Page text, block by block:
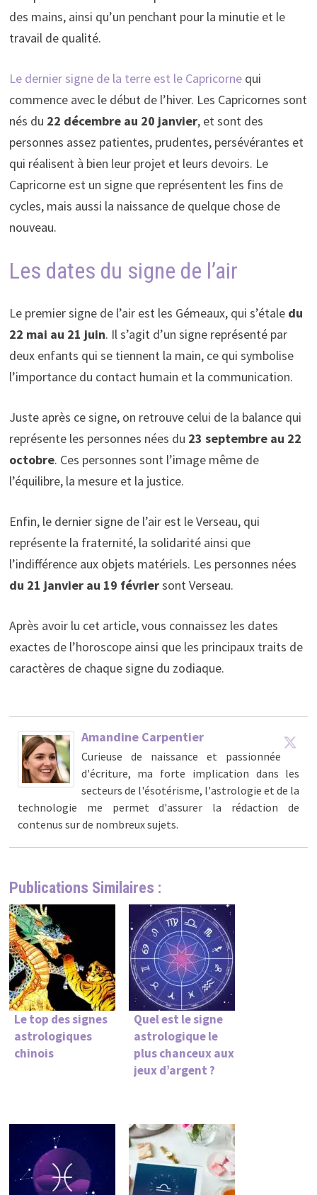
des mains, ainsi qu’un penchant pour la minutie et le
travail de qualité.
Le dernier signe de la terre est le Capricorne qui
commence avec le début de l’hiver. Les Capricornes sont
nés du 22 décembre au 20 janvier, et sont des
personnes assez patientes, prudentes, persévérantes et
qui réalisent à bien leur projet et leurs devoirs. Le
Capricorne est un signe que représentent les fins de
cycles, mais aussi la naissance de quelque chose de
nouveau.
Les dates du signe de l’air
Le premier signe de l’air est les Gémeaux, qui s’étale du
22 mai au 21 juin. Il s’agit d’un signe représenté par
deux enfants qui se tiennent la main, ce qui symbolise
l’importance du contact humain et la communication.
Juste après ce signe, on retrouve celui de la balance qui
représente les personnes nées du 23 septembre au 22
octobre. Ces personnes sont l’image même de
l’équilibre, la mesure et la justice.
Enfin, le dernier signe de l’air est le Verseau, qui
représente la fraternité, la solidarité ainsi que
l’indifférence aux objets matériels. Les personnes nées
du 21 janvier au 19 févriersont Verseau.
Après avoir lu cet article, vous connaissez les dates
exactes de l’horoscope ainsi que les principaux traits de
caractères de chaque signe du zodiaque.
Amandine Carpentier
Curieuse de naissance et passionnée
d'écriture, ma forte implication dans les
secteurs de l'ésotérisme, l'astrologie et de la
technologie me permet d'assurer la rédaction de
contenus sur de nombreux sujets.
Publications Similaires :
Le top des signes
astrologiques
chinois
Quel est le signe
astrologique le
plus chanceux aux
jeux d’argent ?